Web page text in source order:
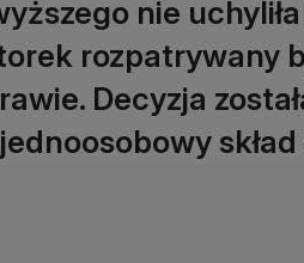
nie
rozpatrywany
Decyzja